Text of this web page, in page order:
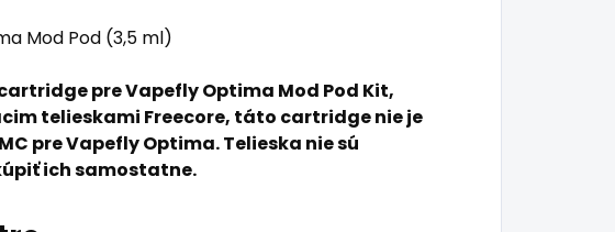
Mod Pod (3,5 ml)
pre Vapefly Optima Mod Pod Kit,
telieskami Freecore, táto cartridge nie je
pre Vapefly Optima.Telieska nie sú
ich samostatne.